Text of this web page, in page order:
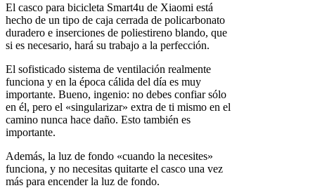
El casco para bicicleta Smart4u de Xiaomi está
hecho de un tipo de caja cerrada de policarbonato
duradero e inserciones de poliestireno blando, que
si es necesario, hará su trabajo a la perfección.
El sofisticado sistema de ventilación realmente
funciona y en la época cálida del día es muy
importante. Bueno, ingenio: no debes confiar sólo
en él, pero el «singularizar» extra de ti mismo en el
camino nunca hace daño. Esto también es
importante.
Además, la luz de fondo «cuando la necesites»
funciona, y no necesitas quitarte el casco una vez
más para encender la luz de fondo.